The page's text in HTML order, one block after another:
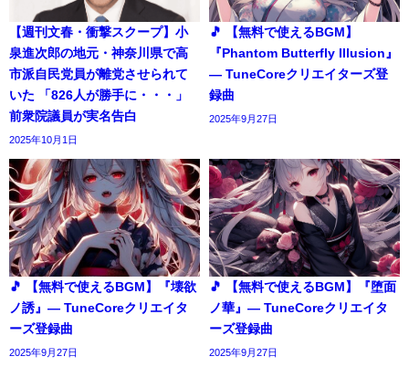
【週刊文春・衝撃スクープ】小
泉進次郎の地元・神奈川県で高
市派自民党員が離党させられて
いた 「826人が勝手に・・・」
前衆院議員が実名告白
2025年10月1日
🎵 【無料で使えるBGM】
『Phantom Butterfly Illusion』
― TuneCoreクリエイターズ登
録曲
2025年9月27日
🎵 【無料で使えるBGM】『壊欲
ノ誘』― TuneCoreクリエイタ
ーズ登録曲
2025年9月27日
🎵 【無料で使えるBGM】『堕面
ノ華』― TuneCoreクリエイタ
ーズ登録曲
2025年9月27日